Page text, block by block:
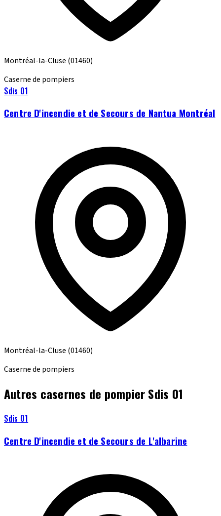
Montréal-la-Cluse (01460)
Caserne de pompiers
Sdis 01
Centre D'incendie et de Secours de Nantua Montréal
Montréal-la-Cluse (01460)
Caserne de pompiers
Autres casernes de pompier Sdis 01
Sdis 01
Centre D'incendie et de Secours de L'albarine